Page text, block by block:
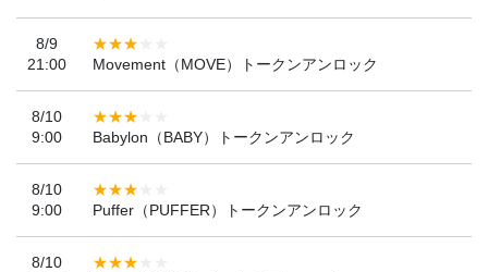
8/9
21:00
Movement（MOVE）トークンアンロック
8/10
9:00
Babylon（BABY）トークンアンロック
8/10
9:00
Puffer（PUFFER）トークンアンロック
8/10